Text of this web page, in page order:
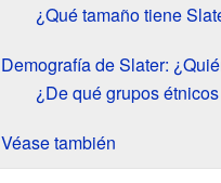
¿Qué tamaño tiene
Demografía de Slater:
¿De qué grupos
Véase también